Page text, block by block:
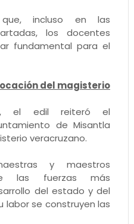
incluso en las
los docentes
fundamental para el
del magisterio
el edil reiteró el
de Misantla
veracruzano.
y maestros
las fuerzas más
del estado y del
labor se construyen las